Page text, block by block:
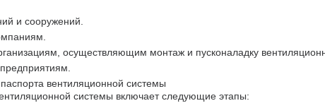
и сооружений.
осуществляющим монтаж и пусконаладку
вентиляционной системы
системы включает следующие этапы: